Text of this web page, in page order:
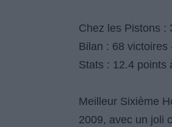
Chez les Pistons :
Bilan : 68 victoires
Stats : 12.4 points
Meilleur Sixième
2009, avec un joli